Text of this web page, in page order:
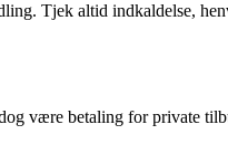
Tjek altid indkaldelse,
være betaling for private